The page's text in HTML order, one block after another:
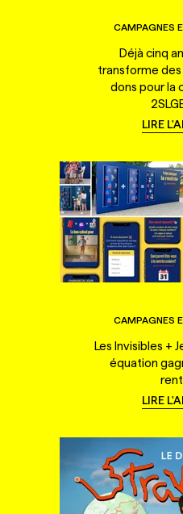
CAMPAGNES
Déjà cinq
transforme
dons pour la
LIRE
CAMPAGNES
Les Invisibles +
équation
LIRE